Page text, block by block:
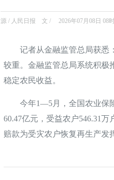
源 / 人民日报 文 / 2026年07月08日 08
记者从金融监管总局获悉：
较重。金融监管总局系统积极
稳定农民收益。
今年1—5月，全国农业保险
60.47亿元，受益农户546.31
赔款为受灾农户恢复再生产发